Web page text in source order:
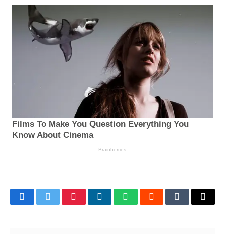
FacebookTwitterPinterestLinkedInWhatsAppRedditTumblrEmail